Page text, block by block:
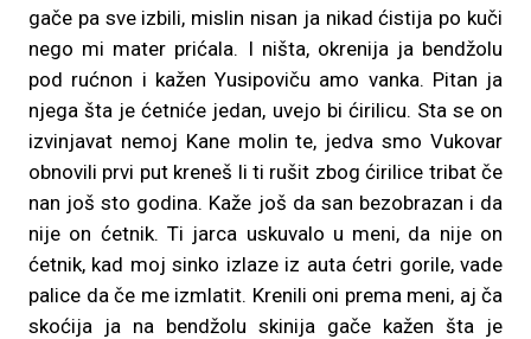
gače pa sve izbili, mislin nisan ja nikad ćistija po kuči
nego mi mater prićala. I ništa, okrenija ja bendžolu
pod rućnon i kažen Yusipoviču amo vanka. Pitan ja
njega šta je ćetniće jedan, uvejo bi ćirilicu. Sta se on
izvinjavat nemoj Kane molin te, jedva smo Vukovar
obnovili prvi put kreneš li ti rušit zbog ćirilice tribat če
nan još sto godina. Kaže još da san bezobrazan i da
nije on ćetnik. Ti jarca uskuvalo u meni, da nije on
ćetnik, kad moj sinko izlaze iz auta ćetri gorile, vade
palice da če me izmlatit. Krenili oni prema meni, aj ča
skoćija ja na bendžolu skinija gače kažen šta je